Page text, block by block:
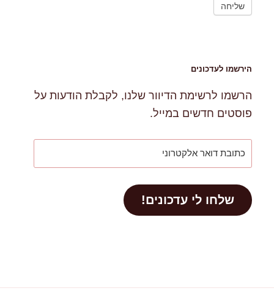
הירשמו לעדכונים
הרשמו לרשימת הדיוור שלנו, לקבלת הודעות על
פוסטים חדשים במייל.
דואר
אלקטרוני
שלחו לי עדכונים!